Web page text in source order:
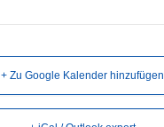
+ Zu Google Kalender hinzufügen